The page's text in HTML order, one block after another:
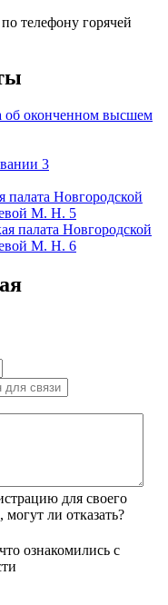
телефону горячей
для своего
ли отказать?
ознакомились с